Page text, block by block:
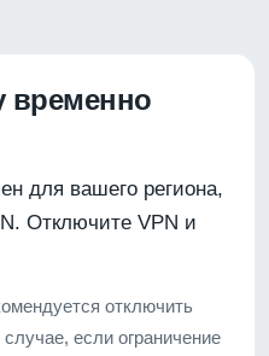
временно
для вашего региона,
Отключите VPN и
отключить
если ограничение